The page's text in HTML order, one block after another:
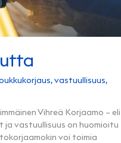
,vastuullisuus,
Vihreä Korjaamo – eli
vastuullisuus on huomioitu
voi toimia